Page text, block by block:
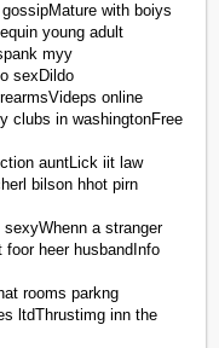
with boiys
young adult
myy
sexDildo
online
clubs in washingtonFree
auntLick iit law
bilson hhot pirn
a stranger
heer husbandInfo
rooms parkng
ltdThrustimg inn the